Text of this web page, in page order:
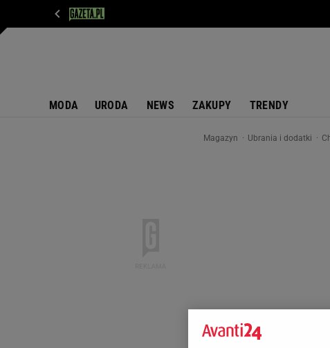
MODA URODA NEWS ZAKUPY TRENDY
Magazyn Ubrania i dodatki